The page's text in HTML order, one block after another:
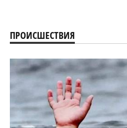
ПРОИСШЕСТВИЯ